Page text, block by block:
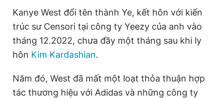
Kanye West đổi tên thành Ye, kết hôn với kiến
trúc sư Censori tại công ty Yeezy của anh vào
tháng 12.2022, chưa đầy một tháng sau khi ly
hôn Kim Kardashian.
Năm đó, West đã mất một loạt thỏa thuận hợp
tác thương hiệu với Adidas và những công ty